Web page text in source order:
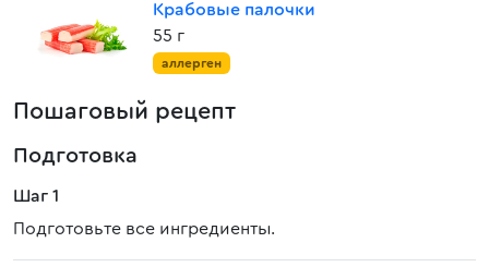
Крабовые палочки
55 г
аллерген
Пошаговый рецепт
Подготовка
Шаг 1
Подготовьте все ингредиенты.